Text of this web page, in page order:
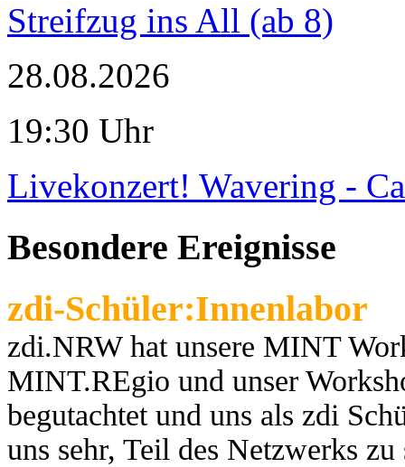
Streifzug ins All (ab 8)
28.08.2026
19:30 Uhr
Livekonzert! Wavering -
Besondere Ereignisse
zdi-Schüler:Innenlabor
zdi.NRW hat unsere MINT
MINT.REgio und unser
begutachtet und uns als zdi
uns sehr, Teil des Netzwerks